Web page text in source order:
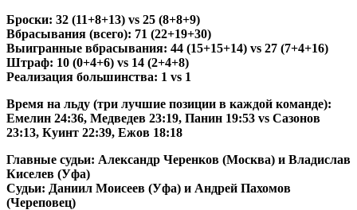
Броски: 32 (11+8+13) vs 25 (8+8+9)
Вбрасывания (всего): 71 (22+19+30)
Выигранные вбрасывания: 44 (15+15+14) vs 27 (7+4+16)
Штраф: 10 (0+4+6) vs 14 (2+4+8)
Реализация большинства: 1 vs 1
Время на льду (три лучшие позиции в каждой команде):
Емелин 24:36, Медведев 23:19, Панин 19:53 vs Сазонов
23:13, Куинт 22:39, Ежов 18:18
Главные судьи: Александр Черенков (Москва) и Владислав
Киселев (Уфа)
Судьи: Даниил Моисеев (Уфа) и Андрей Пахомов
(Череповец)